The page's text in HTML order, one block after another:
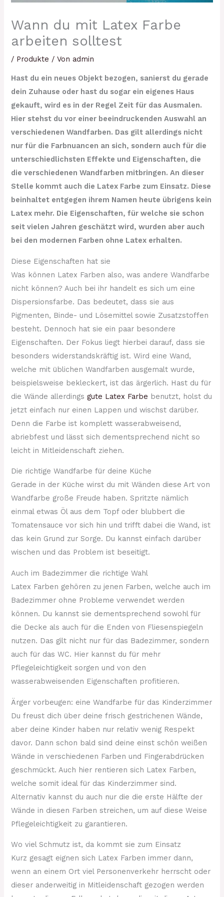
Wann du mit Latex Farbe
arbeiten solltest
/ Produkte / Von admin
Hast du ein neues Objekt bezogen, sanierst du gerade
dein Zuhause oder hast du sogar ein eigenes Haus
gekauft, wird es in der Regel Zeit für das Ausmalen.
Hier stehst du vor einer beeindruckenden Auswahl an
verschiedenen Wandfarben. Das gilt allerdings nicht
nur für die Farbnuancen an sich, sondern auch für die
unterschiedlichsten Effekte und Eigenschaften, die
die verschiedenen Wandfarben mitbringen. An dieser
Stelle kommt auch die Latex Farbe zum Einsatz. Diese
beinhaltet entgegen ihrem Namen heute übrigens kein
Latex mehr. Die Eigenschaften, für welche sie schon
seit vielen Jahren geschätzt wird, wurden aber auch
bei den modernen Farben ohne Latex erhalten.
Diese Eigenschaften hat sie
Was können Latex Farben also, was andere Wandfarbe
nicht können? Auch bei ihr handelt es sich um eine
Dispersionsfarbe. Das bedeutet, dass sie aus
Pigmenten, Binde- und Lösemittel sowie Zusatzstoffen
besteht. Dennoch hat sie ein paar besondere
Eigenschaften. Der Fokus liegt hierbei darauf, dass sie
besonders widerstandskräftig ist. Wird eine Wand,
welche mit üblichen Wandfarben ausgemalt wurde,
beispielsweise bekleckert, ist das ärgerlich. Hast du für
die Wände allerdingsgute Latex Farbe benutzt, holst du
jetzt einfach nur einen Lappen und wischst darüber.
Denn die Farbe ist komplett wasserabweisend,
abriebfest und lässt sich dementsprechend nicht so
leicht in Mitleidenschaft ziehen.
Die richtige Wandfarbe für deine Küche
Gerade in der Küche wirst du mit Wänden diese Art von
Wandfarbe große Freude haben. Spritzte nämlich
einmal etwas Öl aus dem Topf oder blubbert die
Tomatensauce vor sich hin und trifft dabei die Wand, ist
das kein Grund zur Sorge. Du kannst einfach darüber
wischen und das Problem ist beseitigt.
Auch im Badezimmer die richtige Wahl
Latex Farben gehören zu jenen Farben, welche auch im
Badezimmer ohne Probleme verwendet werden
können. Du kannst sie dementsprechend sowohl für
die Decke als auch für die Enden von Fliesenspiegeln
nutzen. Das gilt nicht nur für das Badezimmer, sondern
auch für das WC. Hier kannst du für mehr
Pflegeleichtigkeit sorgen und von den
wasserabweisenden Eigenschaften profitieren.
Ärger vorbeugen: eine Wandfarbe für das Kinderzimmer
Du freust dich über deine frisch gestrichenen Wände,
aber deine Kinder haben nur relativ wenig Respekt
davor. Dann schon bald sind deine einst schön weißen
Wände in verschiedenen Farben und Fingerabdrücken
geschmückt. Auch hier rentieren sich Latex Farben,
welche somit ideal für das Kinderzimmer sind.
Alternativ kannst du auch nur die die erste Hälfte der
Wände in diesen Farben streichen, um auf diese Weise
Pflegeleichtigkeit zu garantieren.
Wo viel Schmutz ist, da kommt sie zum Einsatz
Kurz gesagt eignen sich Latex Farben immer dann,
wenn an einem Ort viel Personenverkehr herrscht oder
dieser anderweitig in Mitleidenschaft gezogen werden